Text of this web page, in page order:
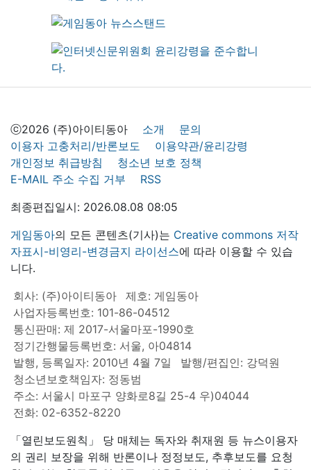
ⓒ2026 (주)아이티동아 소개
문의
이용자 고충처리/반론보도
이용약관/윤리강령
개인정보 취급방침
청소년 보호 정책
E-MAIL 주소 수집 거부
RSS
최종편집일시: 2026.08.08 08:05
게임동아의 모든 콘텐츠(기사)는 Creative commons 저작
자표시-비영리-변경금지 라이선스에 따라 이용할 수 있습
니다.
회사: (주)아이티동아
제호: 게임동아
사업자등록번호: 101-86-04512
통신판매: 제 2017-서울마포-1990호
정기간행물등록번호: 서울, 아04814
발행, 등록일자: 2010년 4월 7일
발행/편집인: 강덕원
청소년보호책임자: 정동범
주소: 서울시 마포구 양화로8길 25-4 우)04044
전화: 02-6352-8220
「열린보도원칙」 당 매체는 독자와 취재원 등 뉴스이용자
의 권리 보장을 위해 반론이나 정정보도, 추후보도를 요청